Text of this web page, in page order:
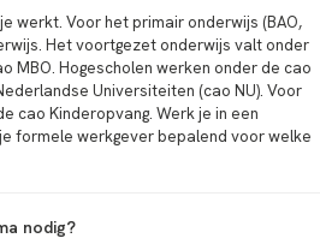
werkt. Voor het primair onderwijs (BAO,
Het voortgezet onderwijs valt onder
MBO. Hogescholen werken onder de cao
Universiteiten (cao NU). Voor
cao Kinderopvang. Werk je in een
formele werkgever bepalend voor welke
nodig?